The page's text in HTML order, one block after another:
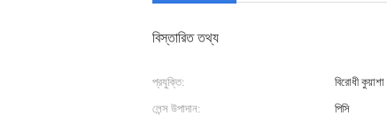
বিস্তারিত তথ্য
প্রযুক্তি: বিরোধী কুয়াশা
লেন্স উপাদান:
পিসি